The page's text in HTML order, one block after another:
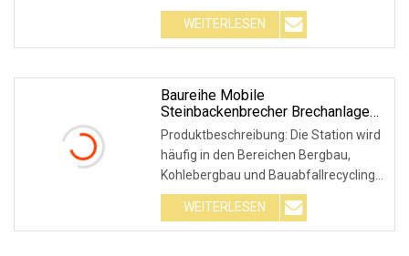
Serie wird von unser
WEITERLESEN
Baureihe Mobile
Steinbackenbrecher Brechanlage
Kalk
Produktbeschreibung: Die Station wird
häufig in den Bereichen Bergbau,
Kohlebergbau und Bauabfallrecycling,
mobile Zerkl
WEITERLESEN